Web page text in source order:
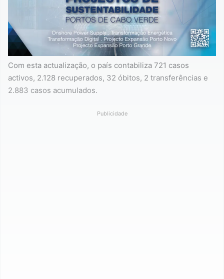
Com esta actualização, o país contabiliza 721 casos
activos, 2.128 recuperados, 32 óbitos, 2 transferências e
2.883 casos acumulados.
Publicidade